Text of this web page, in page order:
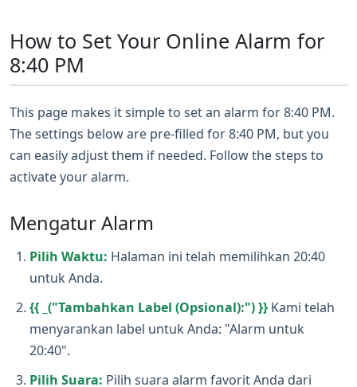
How to Set Your Online Alarm for
8:40 PM
This page makes it simple to set an alarm for 8:40 PM.
The settings below are pre-filled for 8:40 PM, but you
can easily adjust them if needed. Follow the steps to
activate your alarm.
Mengatur Alarm
Pilih Waktu: Halaman ini telah memilihkan 20:40
untuk Anda.
{{ _("Tambahkan Label (Opsional):") }} Kami telah
menyarankan label untuk Anda: "Alarm untuk
20:40".
Pilih Suara: Pilih suara alarm favorit Anda dari